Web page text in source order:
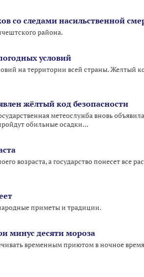
со следами насильственной
района.
условий
на территории всей страны. Желтый
жёлтый код безопасности
метеослужба вновь
обильные осадки...
возраста, а государство понесет все
приметы и традиции.
минус десяти мороза
временным приютом в ночное